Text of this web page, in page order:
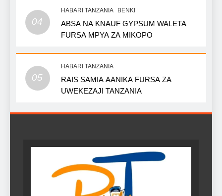
04
HABARI TANZANIA BENKI
ABSA NA KNAUF GYPSUM WALETA
FURSA MPYA ZA MIKOPO
05
HABARI TANZANIA
RAIS SAMIA AANIKA FURSA ZA
UWEKEZAJI TANZANIA